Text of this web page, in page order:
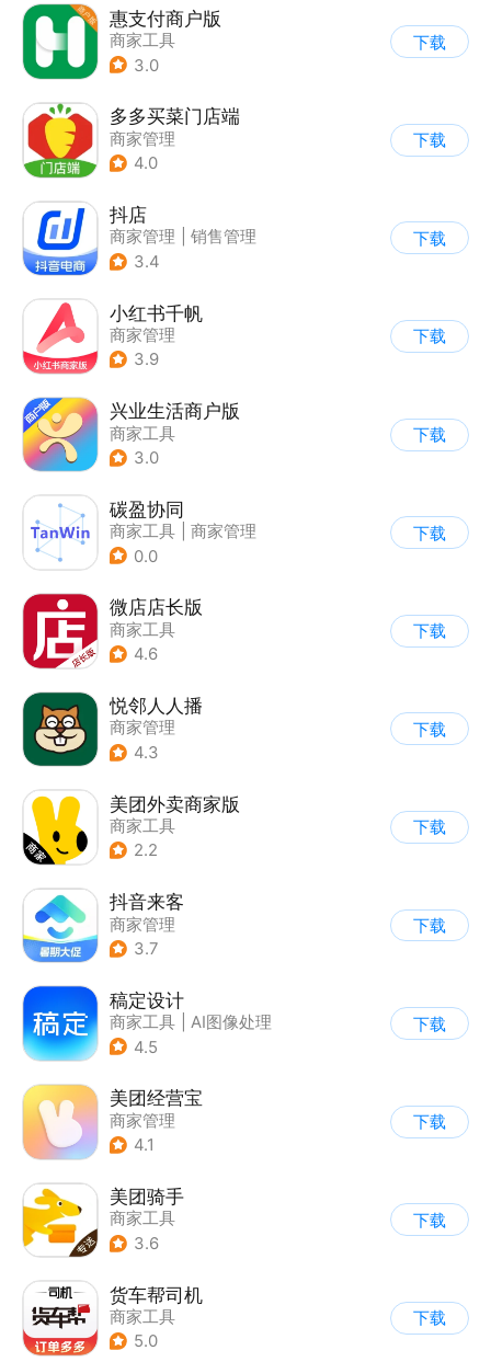
惠支付商户版
商家工具
3.0
下载
多多买菜门店端
商家管理
4.0
下载
抖店
商家管理
销售管理
3.4
下载
小红书千帆
商家管理
3.9
下载
兴业生活商户版
商家工具
3.0
下载
碳盈协同
商家工具
商家管理
0.0
下载
微店店长版
商家工具
4.6
下载
悦邻人人播
商家管理
4.3
下载
美团外卖商家版
商家工具
2.2
下载
抖音来客
商家管理
3.7
下载
稿定设计
商家工具
AI图像处理
4.5
下载
美团经营宝
商家管理
4.1
下载
美团骑手
商家工具
3.6
下载
货车帮司机
商家工具
5.0
下载